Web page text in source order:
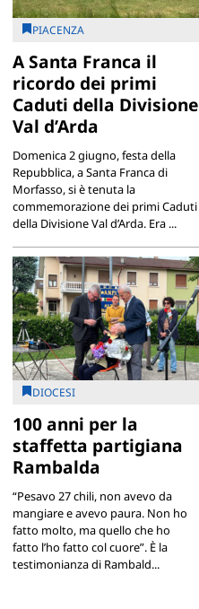
PIACENZA
A Santa Franca il
ricordo dei primi
Caduti della Divisione
Val d’Arda
Domenica 2 giugno, festa della
Repubblica, a Santa Franca di
Morfasso, si è tenuta la
commemorazione dei primi Caduti
della Divisione Val d’Arda. Era ...
DIOCESI
100 anni per la
staffetta partigiana
Rambalda
“Pesavo 27 chili, non avevo da
mangiare e avevo paura. Non ho
fatto molto, ma quello che ho
fatto l’ho fatto col cuore”. È la
testimonianza di Rambald...